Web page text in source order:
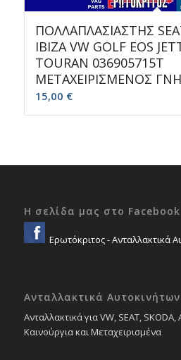
ΠΟΛΛΑΠΛΑΣΙΑΣΤΗΣ
IBIZA VW GOLF EOS
TOURAN 036905715T
ΜΕΤΑΧΕΙΡΙΣΜΕΝΟΣ
15,00 €
Η σελίδα μας στο Facebook
Ερωτόκριτος - Ανταλλακτικά
Ανταλλακτικά
Ανταλλακτικά για VW, SEAT, SKODA,
Καινούργια και Μεταχειρισμένα